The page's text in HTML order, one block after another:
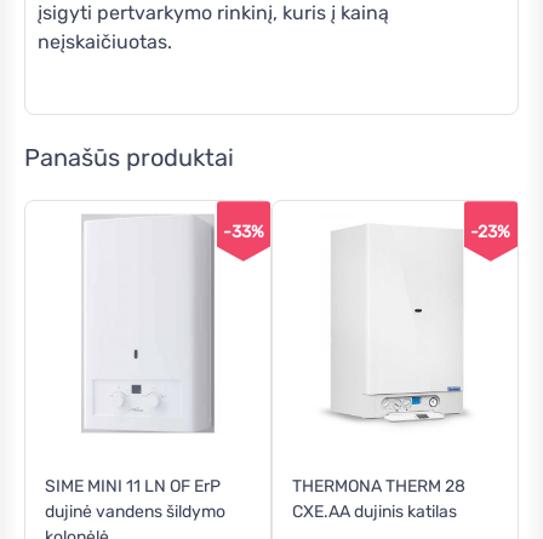
įsigyti pertvarkymo rinkinį, kuris į kainą
neįskaičiuotas.
Panašūs produktai
-33%
SIME MINI 11 LN OF ErP
dujinė vandens šildymo
-23%
THERMONA THERM 28
CXE.AA dujinis katilas